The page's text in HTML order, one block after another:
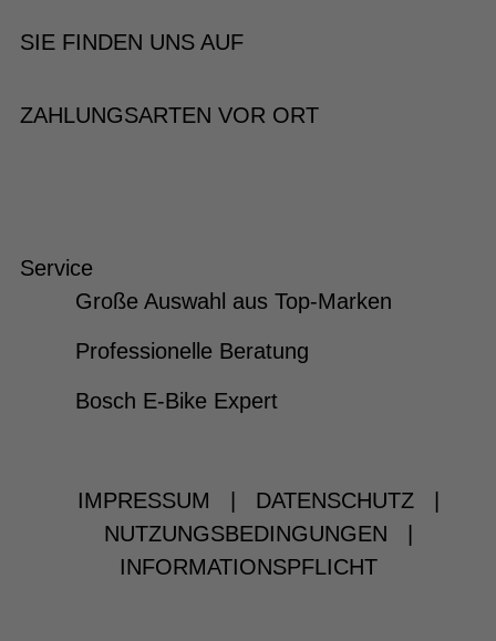
SIE FINDEN UNS AUF
ZAHLUNGSARTEN VOR ORT
Service
Große Auswahl aus Top-Marken
Professionelle Beratung
Bosch E-Bike Expert
IMPRESSUM DATENSCHUTZ
NUTZUNGSBEDINGUNGEN
INFORMATIONSPFLICHT